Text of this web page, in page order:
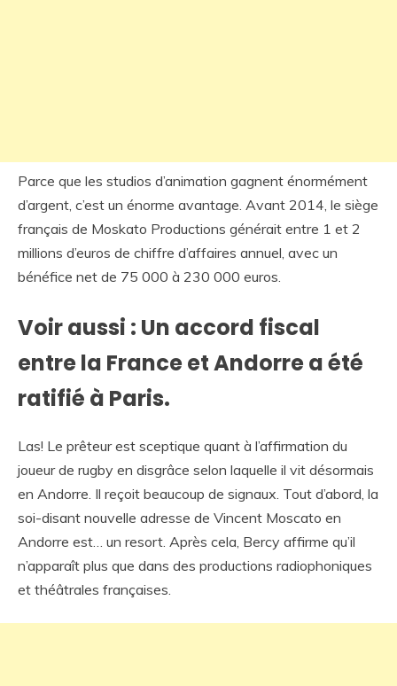
Parce que les studios d’animation gagnent énormément
d’argent, c’est un énorme avantage. Avant 2014, le siège
français de Moskato Productions générait entre 1 et 2
millions d’euros de chiffre d’affaires annuel, avec un
bénéfice net de 75 000 à 230 000 euros.
Voir aussi : Un accord fiscal
entre la France et Andorre a été
ratifié à Paris.
Las! Le prêteur est sceptique quant à l’affirmation du
joueur de rugby en disgrâce selon laquelle il vit désormais
en Andorre. Il reçoit beaucoup de signaux. Tout d’abord, la
soi-disant nouvelle adresse de Vincent Moscato en
Andorre est… un resort. Après cela, Bercy affirme qu’il
n’apparaît plus que dans des productions radiophoniques
et théâtrales françaises.